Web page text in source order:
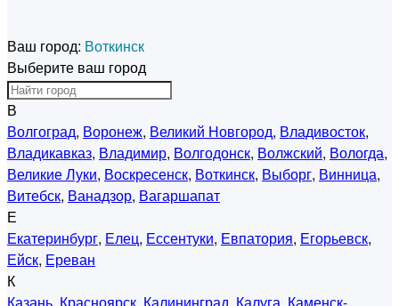
Ваш город: Воткинск
Выберите ваш город
В
Волгоград, Воронеж, Великий Новгород, Владивосток,
Владикавказ, Владимир, Волгодонск, Волжский, Вологда,
Великие Луки, Воскресенск, Воткинск, Выборг, Винница,
Витебск, Ванадзор, Вагаршапат
Е
Екатеринбург, Елец, Ессентуки, Евпатория, Егорьевск,
Ейск, Ереван
К